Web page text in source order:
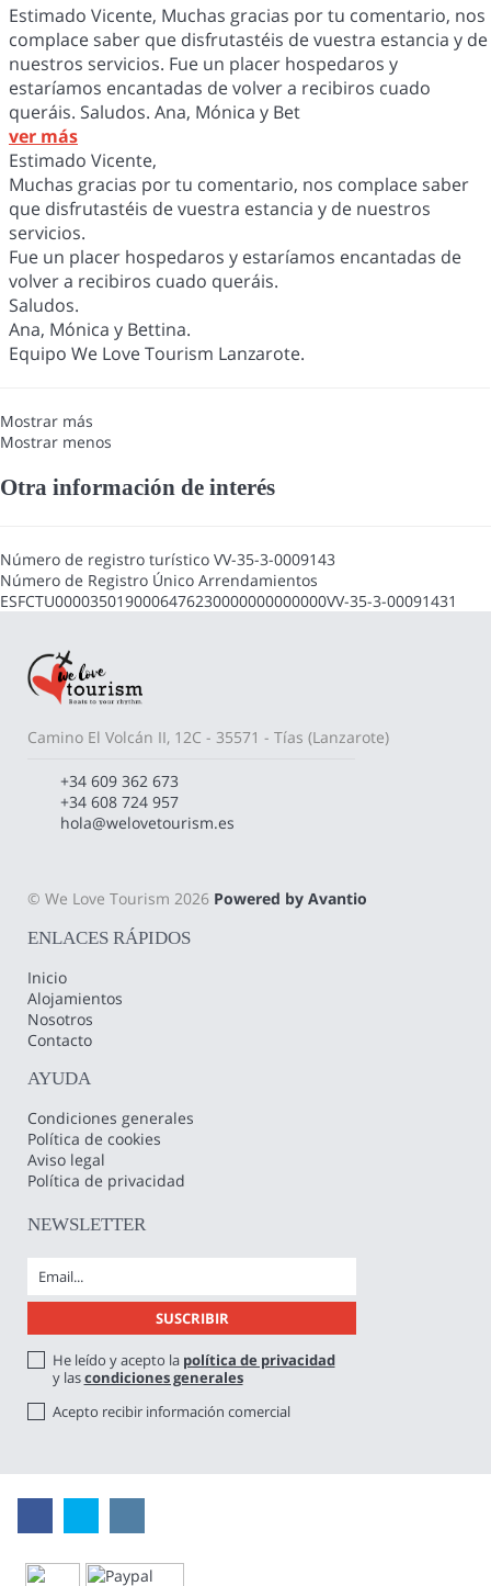
Estimado Vicente, Muchas gracias por tu comentario, nos
complace saber que disfrutastéis de vuestra estancia y de
nuestros servicios. Fue un placer hospedaros y
estaríamos encantadas de volver a recibiros cuado
queráis. Saludos. Ana, Mónica y Bet
ver más
Estimado Vicente,
Muchas gracias por tu comentario, nos complace saber
que disfrutastéis de vuestra estancia y de nuestros
servicios.
Fue un placer hospedaros y estaríamos encantadas de
volver a recibiros cuado queráis.
Saludos.
Ana, Mónica y Bettina.
Equipo We Love Tourism Lanzarote.
Mostrar más
Mostrar menos
Otra información de interés
Número de registro turístico VV-35-3-0009143
Número de Registro Único Arrendamientos
ESFCTU0000350190006476230000000000000VV-35-3-00091431
Camino El Volcán II, 12C - 35571 - Tías (Lanzarote)
+34 609 362 673
+34 608 724 957
hola@welovetourism.es
© We Love Tourism 2026 Powered by Avantio
ENLACES RÁPIDOS
Inicio
Alojamientos
Nosotros
Contacto
AYUDA
Condiciones generales
Política de cookies
Aviso legal
Política de privacidad
NEWSLETTER
He leído y acepto la política de privacidad
y lascondiciones generales
Acepto recibir información comercial